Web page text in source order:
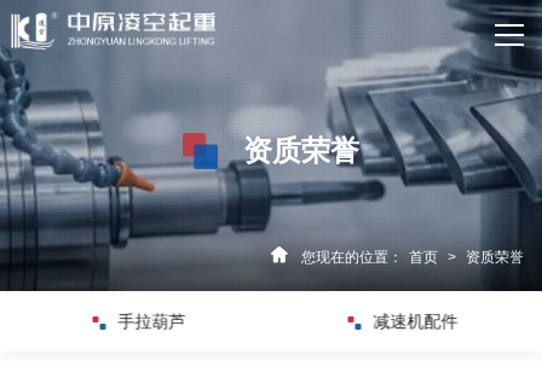
网站首页
关于我们
产品中心
新闻资讯
资质荣誉
您现在的位置： 首页 > 资质荣誉
减速机配件 电动葫芦配件